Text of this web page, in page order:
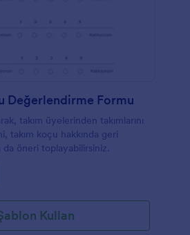
Değerlendirme Formu
takım üyelerinden takımlarını
takım koçu hakkında geri
öneri toplayabilirsiniz.
Kullan